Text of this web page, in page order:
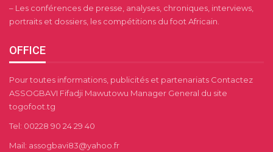
– Les conférences de presse, analyses, chroniques, interviews,
portraits et dossiers, les compétitions du foot Africain.
OFFICE
Pour toutes informations, publicités et partenariats Contactez
ASSOGBAVI Fifadji Mawutowu Manager General du site
togofoot.tg
Tel: 00228 90 24 29 40
Mail: assogbavi83@yahoo.fr